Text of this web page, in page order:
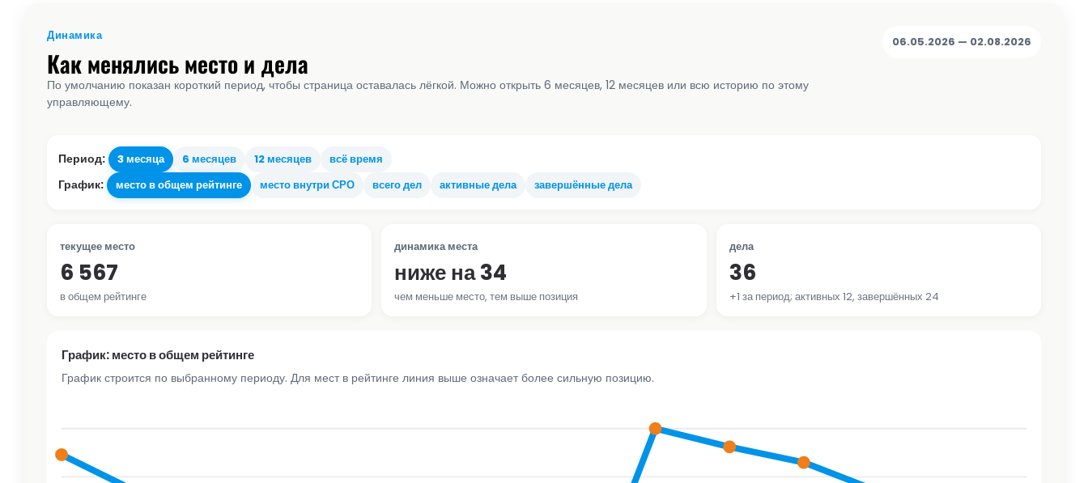
Динамика
Как менялись место и дела
По умолчанию показан короткий период, чтобы страница оставалась лёгкой. Можно открыть 6 месяцев, 12 месяцев или всю историю по этому
управляющему.
06.05.2026 — 02.08.2026
Период: 3 месяца 6 месяцев 12 месяцев всё время
График: место в общем рейтинге место внутри СРО всего дел активные дела завершённые дела
текущее место
6 567
в общем рейтинге
динамика места
ниже на 34
чем меньше место, тем выше позиция
дела
36
+1 за период; активных 12, завершённых 24
График: место в общем рейтинге
График строится по выбранному периоду. Для мест в рейтинге линия выше означает более сильную позицию.